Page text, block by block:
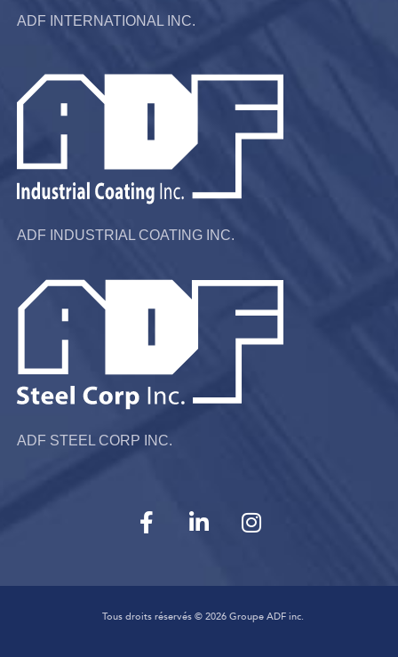
ADF INTERNATIONAL INC.
ADF INDUSTRIAL COATING INC.
ADF STEEL CORP INC.
Tous droits réservés © 2026Groupe ADF inc.